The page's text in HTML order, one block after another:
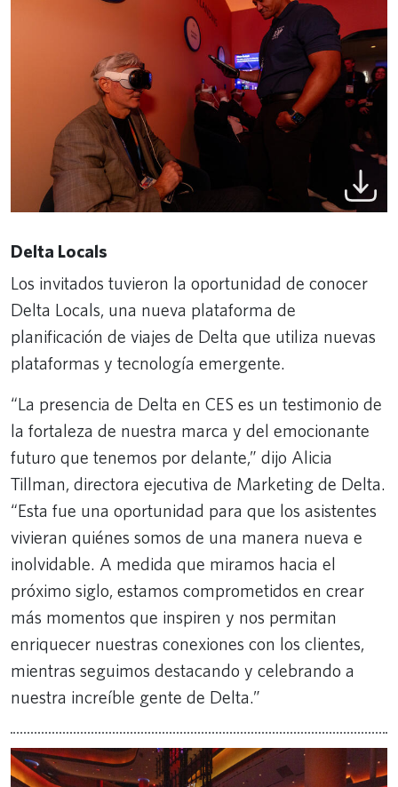
Delta Locals
Los invitados tuvieron la oportunidad de conocer
Delta Locals, una nueva plataforma de
planificación de viajes de Delta que utiliza nuevas
plataformas y tecnología emergente.
“La presencia de Delta en CES es un testimonio de
la fortaleza de nuestra marca y del emocionante
futuro que tenemos por delante,” dijo Alicia
Tillman, directora ejecutiva de Marketing de Delta.
“Esta fue una oportunidad para que los asistentes
vivieran quiénes somos de una manera nueva e
inolvidable. A medida que miramos hacia el
próximo siglo, estamos comprometidos en crear
más momentos que inspiren y nos permitan
enriquecer nuestras conexiones con los clientes,
mientras seguimos destacando y celebrando a
nuestra increíble gente de Delta.”